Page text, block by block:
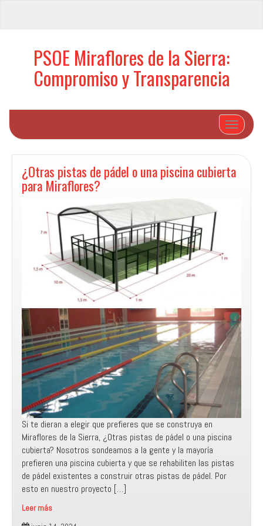
PSOE Miraflores de la Sierra:
Compromiso y Transparencia
Cambiar
¿Otras pistas de pádel o una piscina cubierta
para Miraflores?
Si te dieran a elegir que prefieres que se construya en
Miraflores de la Sierra, ¿Otras pistas de pádel o una piscina
cubierta? Nosotros sondeamos a la gente y la mayoría
prefieren una piscina cubierta y que se rehabiliten las pistas
de pádel existentes a construir otras pistas de pádel. Por
esto en nuestro proyecto […]
Leer más
¿Otras